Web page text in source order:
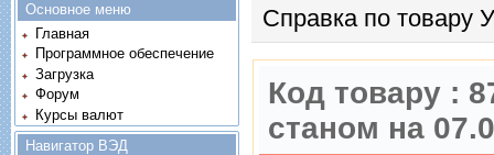
Справка по товару
Код товару :
станом на
Основное меню
Главная
Программное обеспечение
Загрузка
Форум
Курсы валют
Навигатор ВЭД